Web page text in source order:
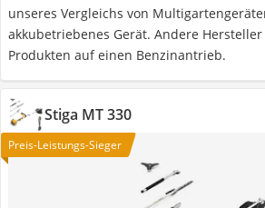
unseres Vergleichs von
akkubetriebenes Gerät. Andere
Produkten auf einen Benzinantrieb.
Stiga ‎MT 330
Preis-Leistungs-Sieger